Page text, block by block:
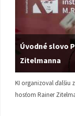
Úvodné slovo
Zitelmanna
KI organizoval ďalšiu
hosťom Rainer